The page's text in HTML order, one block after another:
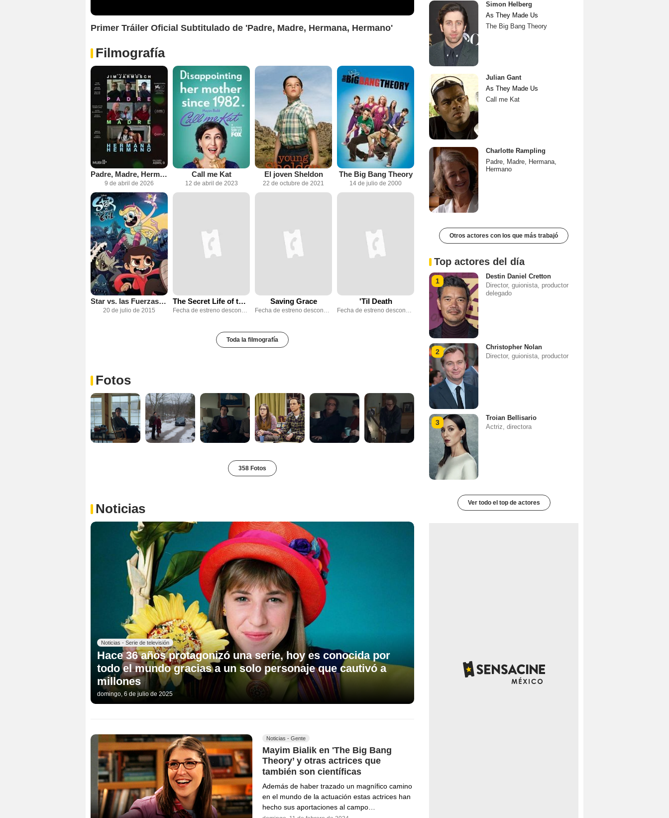
Primer Tráiler Oficial Subtitulado de 'Padre, Madre, Hermana, Hermano'
Filmografía
Padre, Madre, Hermana, Hermano
9 de abril de 2026
Call me Kat
12 de abril de 2023
El joven Sheldon
22 de octubre de 2021
The Big Bang Theory
14 de julio de 2000
Star vs. las Fuerzas del Mal
20 de julio de 2015
The Secret Life of the American Teenager
Fecha de estreno desconocida
Saving Grace
Fecha de estreno desconocida
'Til Death
Fecha de estreno desconocida
Toda la filmografía
Fotos
358 Fotos
Noticias
Noticias - Serie de televisión
Hace 36 años protagonizó una serie, hoy es conocida por
todo el mundo gracias a un solo personaje que cautivó a
millones
domingo, 6 de julio de 2025
Noticias - Gente
Mayim Bialik en 'The Big Bang
Theory’ y otras actrices que
también son científicas
Además de haber trazado un magnífico camino
en el mundo de la actuación estas actrices han
hecho sus aportaciones al campo…
Simon Helberg
As They Made Us
The Big Bang Theory
Julian Gant
As They Made Us
Call me Kat
Charlotte Rampling
Padre, Madre, Hermana,
Hermano
Otros actores con los que más trabajó
Top actores del día
1
Destin Daniel Cretton
Director, guionista, productor
delegado
2
Christopher Nolan
Director, guionista, productor
3
Troian Bellisario
Actriz, directora
Ver todo el top de actores